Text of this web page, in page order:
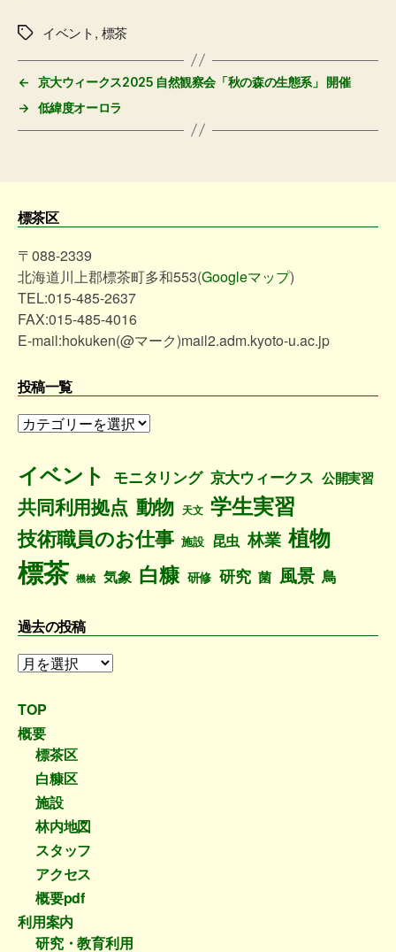
タ
イベント, 標茶
←
京大ウィークス2025 自然観察会「秋の森の生態系」 開催
→
低緯度オーロラ
標茶区
〒088-2339
北海道川上郡標茶町多和553(Googleマップ)
TEL:015-485-2637
FAX:015-485-4016
E-mail:hokuken(@マーク)mail2.adm.kyoto-u.ac.jp
投稿一覧
投
覧
イベント モニタリング 京大ウィークス 公開実習
共同利用拠点 動物 天文 学生実習
技術職員のお仕事 施設 昆虫 林業 植物
標茶 機械 気象 白糠 研修 研究 菌 風景 鳥
過去の投稿
過
の
投
稿
TOP
概要
標茶区
白糠区
施設
林内地図
スタッフ
アクセス
概要pdf
利用案内
研究・教育利用